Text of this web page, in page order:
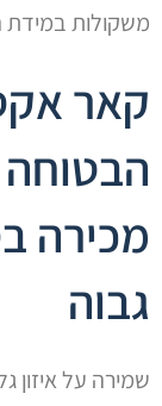
משקולות במידת
קאר
מכירה
גבוה
שמירה על איזון